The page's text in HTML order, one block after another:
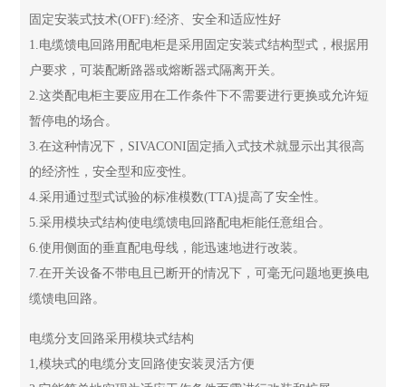
固定安装式技术(OFF):经济、安全和适应性好
1.电缆馈电回路用配电柜是采用固定安装式结构型式，根据用
户要求，可装配断路器或熔断器式隔离开关。
2.这类配电柜主要应用在工作条件下不需要进行更换或允许短
暂停电的场合。
3.在这种情况下，SIVACONI固定插入式技术就显示出其很高
的经济性，安全型和应变性。
4.采用通过型式试验的标准模数(TTA)提高了安全性。
5.采用模块式结构使电缆馈电回路配电柜能任意组合。
6.使用侧面的垂直配电母线，能迅速地进行改装。
7.在开关设备不带电且已断开的情况下，可毫无问题地更换电
缆馈电回路。
电缆分支回路采用模块式结构
1,模块式的电缆分支回路使安装灵活方便